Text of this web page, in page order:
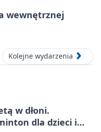
wewnętrznej
Kolejne wydarzenia
w dłoni.
dla dzieci i